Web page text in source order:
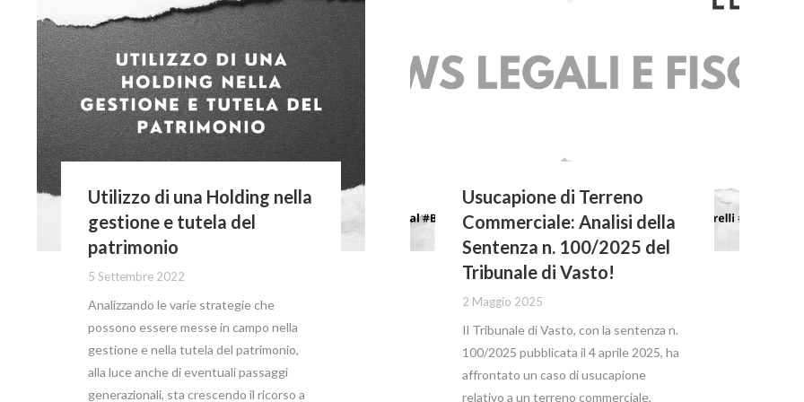
Utilizzo di una Holding nella
gestione e tutela del
patrimonio
5 Settembre 2022
Analizzando le varie strategie che
possono essere messe in campo nella
gestione e nella tutela del patrimonio,
alla luce anche di eventuali passaggi
generazionali, sta crescendo il ricorso a
Usucapione di Terreno
Commerciale: Analisi della
Sentenza n. 100/2025 del
Tribunale di Vasto!
2 Maggio 2025
Il Tribunale di Vasto, con la sentenza n.
100/2025 pubblicata il 4 aprile 2025, ha
affrontato un caso di usucapione
relativo a un terreno commerciale,